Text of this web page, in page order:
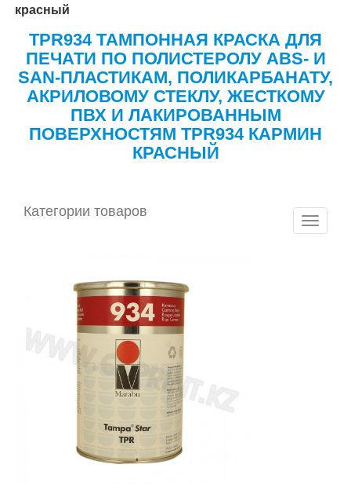
красный
TPR934 ТАМПОННАЯ КРАСКА ДЛЯ
ПЕЧАТИ ПО ПОЛИСТЕРОЛУ ABS- И
SAN-ПЛАСТИКАМ, ПОЛИКАРБАНАТУ,
АКРИЛОВОМУ СТЕКЛУ, ЖЕСТКОМУ
ПВХ И ЛАКИРОВАННЫМ
ПОВЕРХНОСТЯМ TPR934 КАРМИН
КРАСНЫЙ
Категории товаров